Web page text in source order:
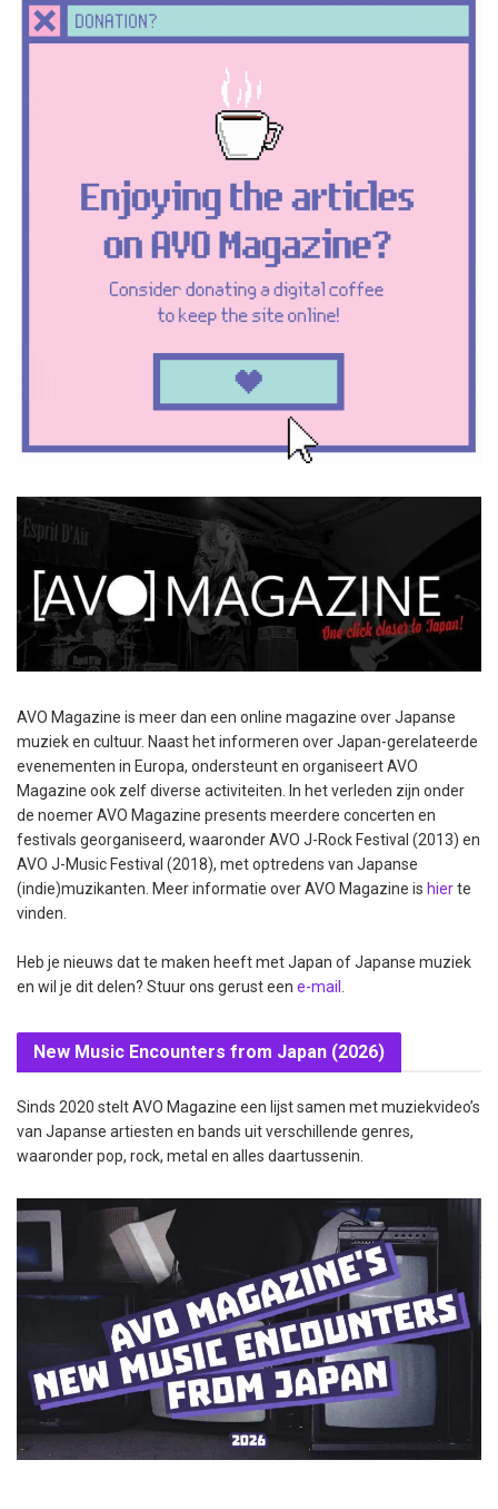
AVO Magazine is meer dan een online magazine over Japanse
muziek en cultuur. Naast het informeren over Japan-gerelateerde
evenementen in Europa, ondersteunt en organiseert AVO
Magazine ook zelf diverse activiteiten. In het verleden zijn onder
de noemer AVO Magazine presents meerdere concerten en
festivals georganiseerd, waaronder AVO J-Rock Festival (2013) en
AVO J-Music Festival (2018), met optredens van Japanse
(indie)muzikanten. Meer informatie over AVO Magazine is hierte
vinden.
Heb je nieuws dat te maken heeft met Japan of Japanse muziek
en wil je dit delen? Stuur ons gerust een e-mail
New Music Encounters from Japan (2026)
Sinds 2020 stelt AVO Magazine een lijst samen met muziekvideo’s
van Japanse artiesten en bands uit verschillende genres,
waaronder pop, rock, metal en alles daartussenin.